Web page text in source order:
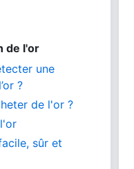
de l'or
une
?
de l'or ?
sûr et